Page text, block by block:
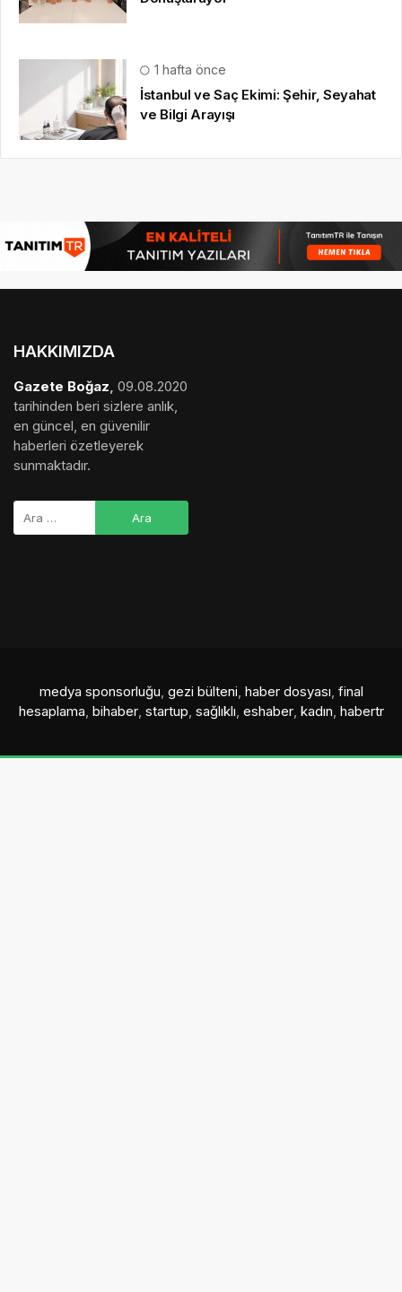
1 hafta önce
İstanbul ve Saç Ekimi: Şehir, Seyahat
ve Bilgi Arayışı
HAKKIMIZDA
Gazete Boğaz, 09.08.2020
tarihinden beri sizlere anlık,
en güncel, en güvenilir
haberleri özetleyerek
sunmaktadır.
medya sponsorluğu, gezi bülteni, haber dosyası, final
hesaplama, bihaber, startup, sağlıklı, eshaber, kadın, habertr